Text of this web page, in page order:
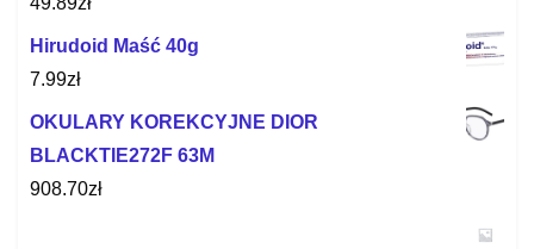
Hirudoid Maść 40g
7.99zł
OKULARY KOREKCYJNE DIOR
BLACKTIE272F 63M
908.70zł